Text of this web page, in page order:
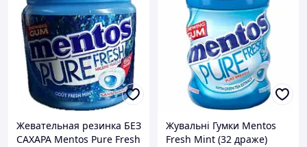
Жевательная резинка БЕЗ
САХАРА Mentos Pure Fresh
Жувальні Гумки Mentos
Fresh Mint (32 драже)